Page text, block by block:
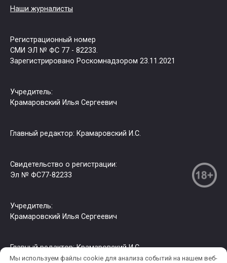
Наши журналисты
Регистрационный номер
СМИ ЭЛ № ФС 77 - 82233.
Зарегистрировано Роскомнадзором 23.11.2021
Учредитель:
Крамаровский Илья Сергеевич
Главный редактор: Крамаровский И.С.
Свидетельство о регистрации:
Эл № ФС77-82233
Учредитель:
Крамаровский Илья Сергеевич
Главный редактор: Крамаровский И.С.
Мы используем файлы cookie для анализа событий на нашем веб-